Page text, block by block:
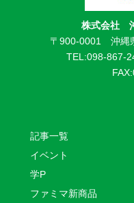
株式会社
〒900-0001 沖縄
TEL:098-867-
記事一覧
イベント
学P
ファミマ新商品